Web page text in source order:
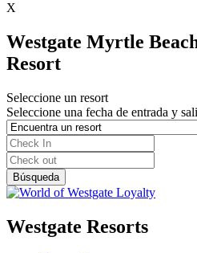
X
Westgate Myrtle
Resort
Seleccione un resort
Seleccione una fecha de entrada y
Westgate Resorts